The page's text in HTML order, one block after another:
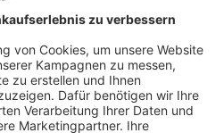
widerrufen
Qualität für Ihr Office
dem passenden Druckerzubehör
den Computer oder Ihr
bei Druckerzubehoer.de genau
bietet unter anderem Tinte
Druckermodelle – großer sowie